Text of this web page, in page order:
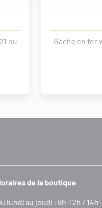
ou
Gache en fer
de la boutique
lundi au jeudi : 8h-12h / 14h-